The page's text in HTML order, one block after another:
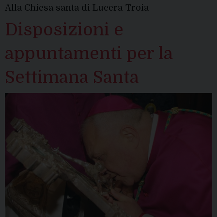
Alla Chiesa santa di Lucera-Troia
Disposizioni e
appuntamenti per la
Settimana Santa